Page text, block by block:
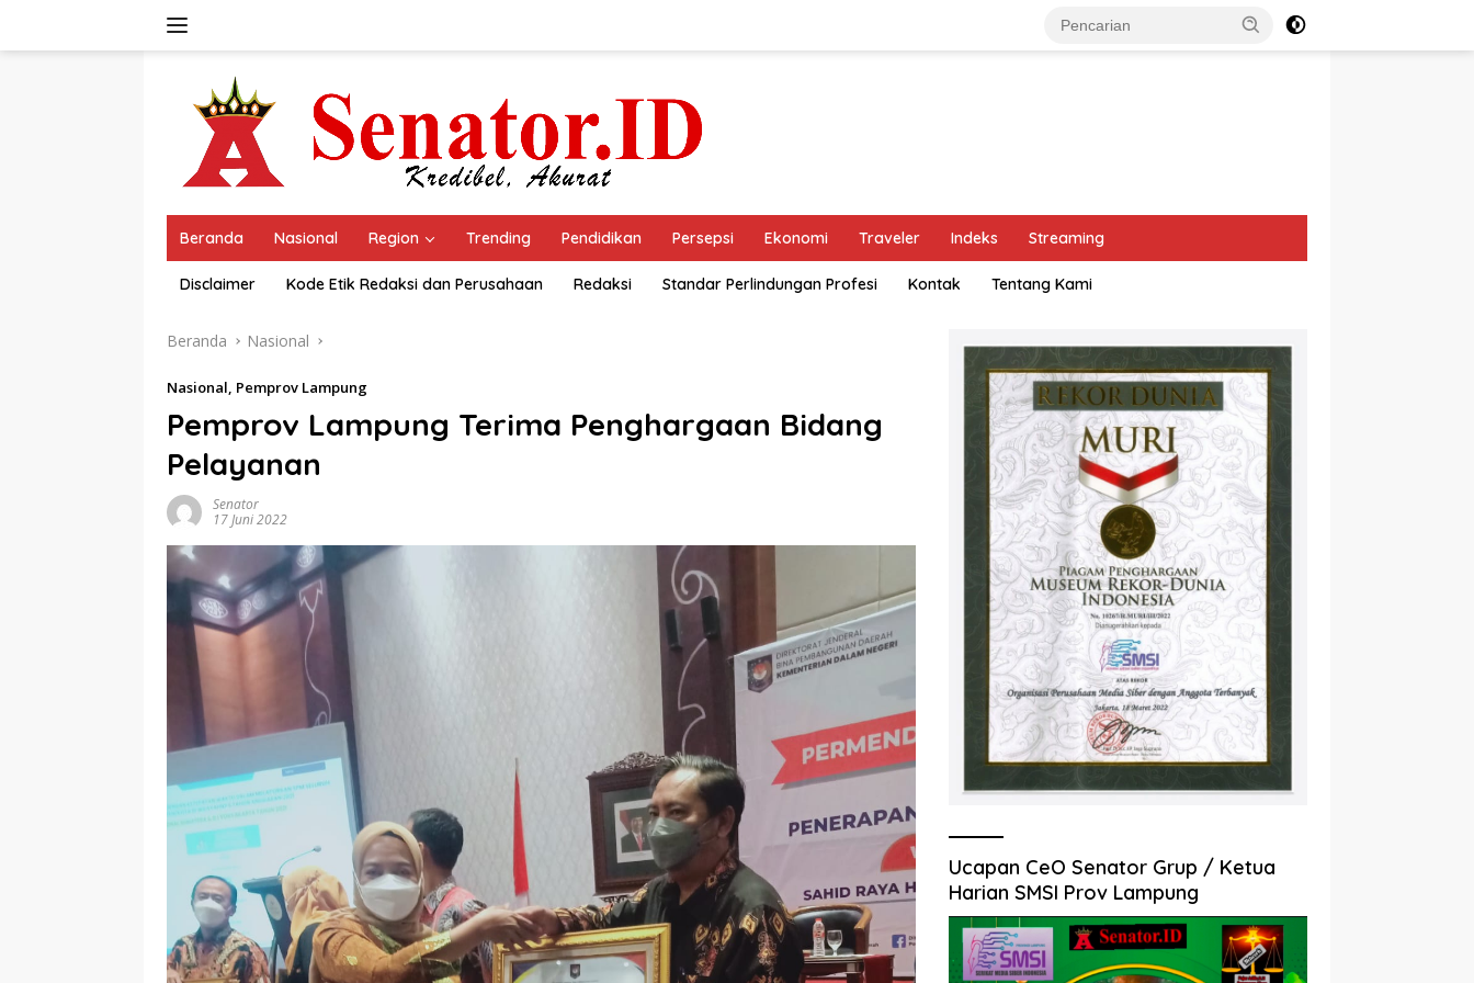
Beranda Nasional Region Trending Pendidikan Persepsi Ekonomi Traveler Indeks Streaming
Disclaimer Kode Etik Redaksi dan Perusahaan Redaksi Standar Perlindungan Profesi Kontak Tentang Kami
Beranda Nasional
Nasional, Pemprov Lampung
Pemprov Lampung Terima Penghargaan Bidang
Pelayanan
Senator
17 Juni 2022
Ucapan CeO Senator Grup / Ketua
Harian SMSI Prov Lampung